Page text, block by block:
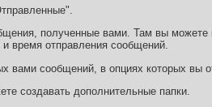
полученные вами. Там вы можете
время отправления сообщений.
вами сообщений, в опциях которых вы
создавать дополнительные папки.